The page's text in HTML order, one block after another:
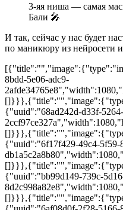
3-яя ниша — самая
Бали 🎤
И так, сейчас у нас будет
по маникюру из нейросети
8bdd-5e06-adc9-
{"uuid":"68ad242d-d33f-
{"uuid":"6f17f429-49c4-5f59-
{"uuid":"bb99d149-739c-